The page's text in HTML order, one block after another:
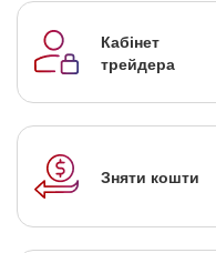
Кабінет
трейдера
Зняти кошти